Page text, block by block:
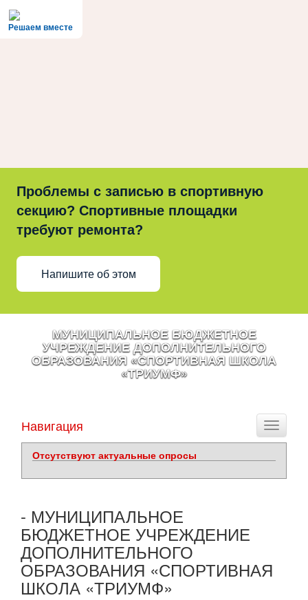
Решаем вместе
Проблемы с записью в спортивную
секцию? Спортивные площадки
требуют ремонта?
Напишите об этом
МУНИЦИПАЛЬНОЕ БЮДЖЕТНОЕ
УЧРЕЖДЕНИЕ ДОПОЛНИТЕЛЬНОГО
ОБРАЗОВАНИЯ «СПОРТИВНАЯ ШКОЛА
«ТРИУМФ»
Toggle
Навигация
Отсутствуют актуальные опросы
- МУНИЦИПАЛЬНОЕ
БЮДЖЕТНОЕ УЧРЕЖДЕНИЕ
ДОПОЛНИТЕЛЬНОГО
ОБРАЗОВАНИЯ «СПОРТИВНАЯ
ШКОЛА «ТРИУМФ»